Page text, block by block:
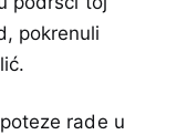
pokrenuli
rade u